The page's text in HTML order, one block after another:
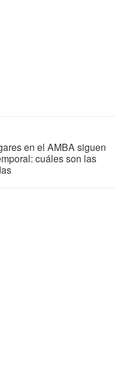
en el AMBA siguen
cuáles son las